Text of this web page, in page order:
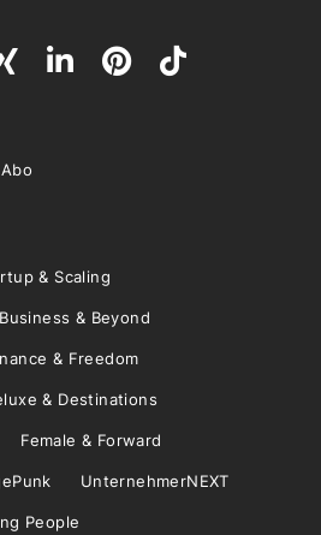
Abo
& Scaling
Business & Beyond
& Freedom
& Destinations
Female & Forward
UnternehmerNEXT
People